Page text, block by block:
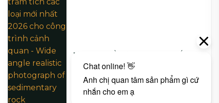
Bảng giá đá trầm tích các loại mới nhất 2026
cho công trình cảnh quan